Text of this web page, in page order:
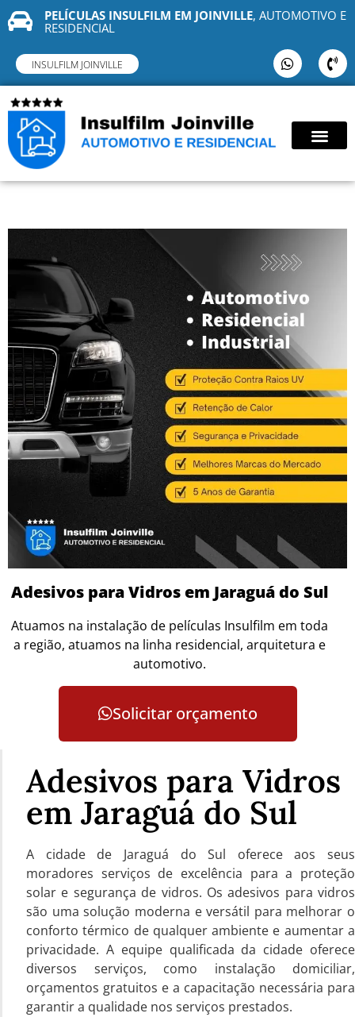
PELÍCULAS INSULFILM EM JOINVILLE, AUTOMOTIVO E
RESIDENCIAL
INSULFILM JOINVILLE
Adesivos para Vidros em Jaraguá do Sul
Atuamos na instalação de películas Insulfilm em toda
a região, atuamos na linha residencial, arquitetura e
automotivo.
Solicitar orçamento
Adesivos para Vidros
em Jaraguá do Sul
A cidade de Jaraguá do Sul oferece aos seus
moradores serviços de excelência para a proteção
solar e segurança de vidros. Os adesivos para vidros
são uma solução moderna e versátil para melhorar o
conforto térmico de qualquer ambiente e aumentar a
privacidade. A equipe qualificada da cidade oferece
diversos serviços, como instalação domiciliar,
orçamentos gratuitos e a capacitação necessária para
garantir a qualidade nos serviços prestados.